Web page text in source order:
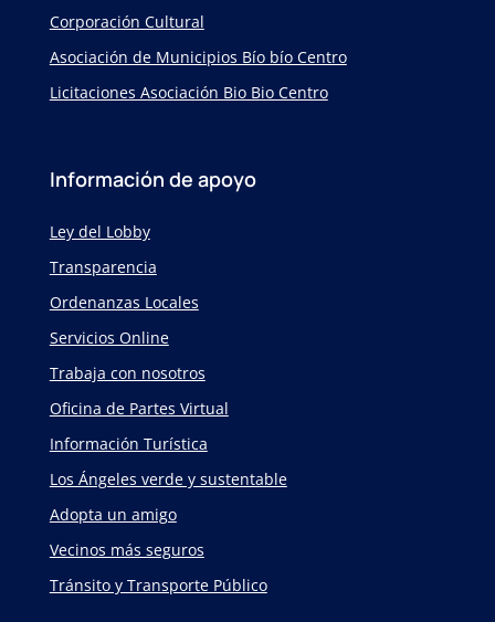
Corporación Cultural
Asociación de Municipios Bío bío Centro
Licitaciones Asociación Bio Bio Centro
Información de apoyo
Ley del Lobby
Transparencia
Ordenanzas Locales
Servicios Online
Trabaja con nosotros
Oficina de Partes Virtual
Información Turística
Los Ángeles verde y sustentable
Adopta un amigo
Vecinos más seguros
Tránsito y Transporte Público